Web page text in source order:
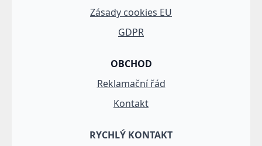
Zásady cookies EU
GDPR
OBCHOD
Reklamační řád
Kontakt
RYCHLÝ KONTAKT